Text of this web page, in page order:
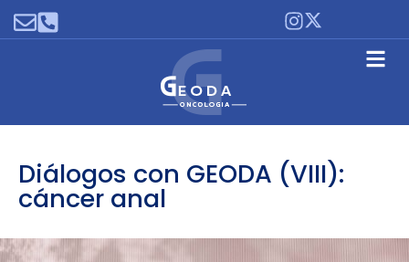
Diálogos con GEODA (VIII):
cáncer anal